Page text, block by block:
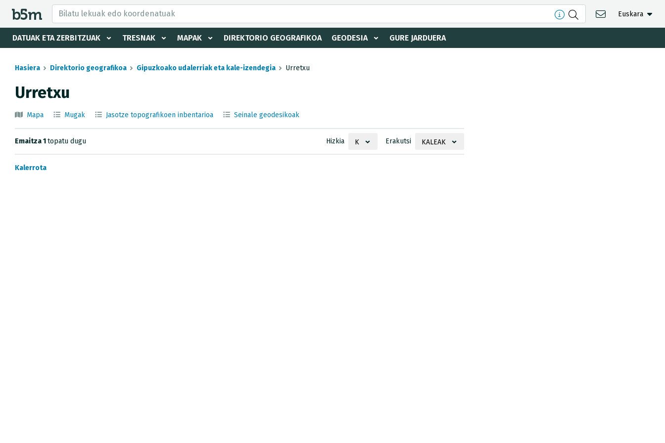
Euskara
DATUAK ETA ZERBITZUAK TRESNAK MAPAK DIREKTORIO GEOGRAFIKOA GEODESIA GURE JARDUERA
eta direktorioa izkutatu
Hasiera Direktorio geografikoa Gipuzkoako udalerriak eta kale-izendegia Urretxu
Urretxu
Mapa Mugak Jasotze topografikoen inbentarioa Seinale geodesikoak
Emaitza 1topatu dugu Hizkia K Erakutsi KALEAK
Kalerrota